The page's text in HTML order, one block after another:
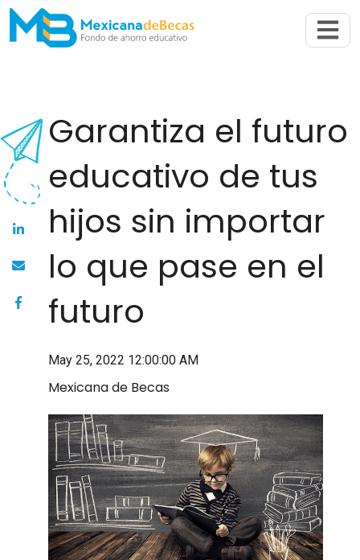
Abrir
Garantiza el futuro
educativo de tus
hijos sin importar
lo que pase en el
futuro
May 25, 2022 12:00:00 AM
Mexicana de Becas